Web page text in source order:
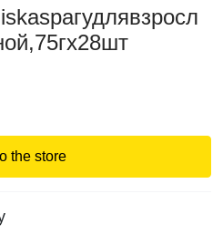
the store